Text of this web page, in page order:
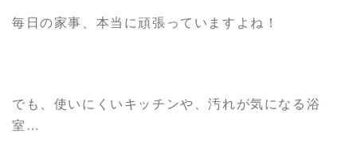
毎日の家事、本当に頑張っていますよね！
でも、使いにくいキッチンや、汚れが気になる浴
室…